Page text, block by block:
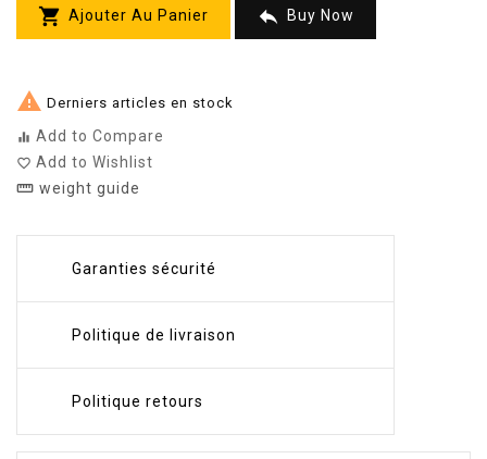
 Ajouter Au Panier  Buy Now
 Derniers articles en stock
equalizer Add to Compare
favorite_border Add to Wishlist
straighten weight guide
Garanties sécurité
Politique de livraison
Politique retours